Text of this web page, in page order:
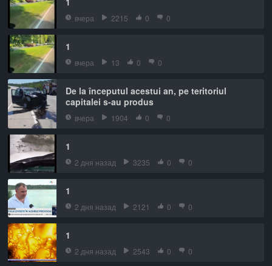
вчера 2215 0 0
1
вчера 13 0 0
De la începutul acestui an, pe teritoriul
capitalei s-au produs
вчера 1904 0 0
1
2 дня назад 3235 0 0
1
2 дня назад 2121 0 0
1
2 дня назад 2543 0 0